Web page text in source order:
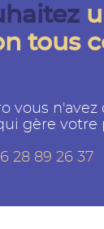
tous
vous n'avez
gère votre
28 89 26 37